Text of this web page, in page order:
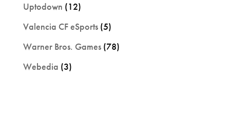
Uptodown (12)
Valencia CF eSports(5)
Warner Bros. Games(78)
Webedia (3)